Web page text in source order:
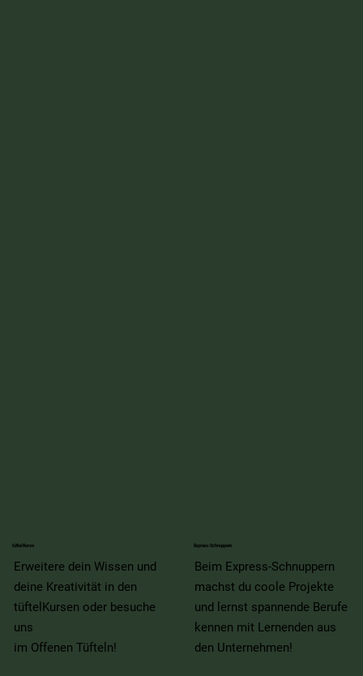
tüftelKurse
Erweitere dein Wissen und
deine Kreativität in den
tüftelKursen oder besuche
uns
im Offenen Tüfteln!
Express-Schnuppern
Beim Express-Schnuppern
machst du coole Projekte
und lernst spannende Berufe
kennen mit Lernenden aus
den Unternehmen!